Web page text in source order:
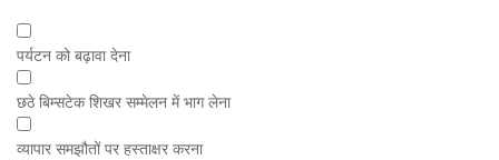
पर्यटन को बढ़ावा देना
छठे बिम्सटेक शिखर सम्मेलन में भाग लेना
व्यापार समझौतों पर हस्ताक्षर करना